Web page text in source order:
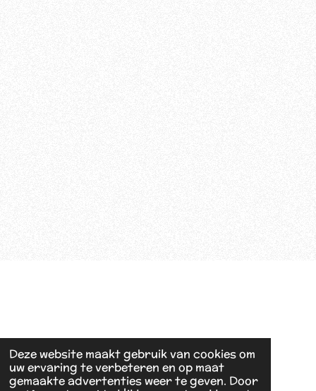
Deze website maakt gebruik van cookies om
uw ervaring te verbeteren en op maat
gemaakte advertenties weer te geven. Door